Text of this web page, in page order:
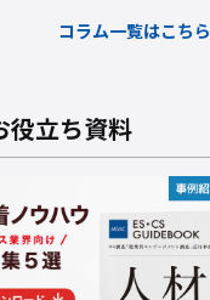
コラム一覧はこちら
役立ち資料